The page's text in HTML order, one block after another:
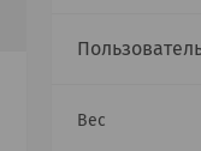
Вес